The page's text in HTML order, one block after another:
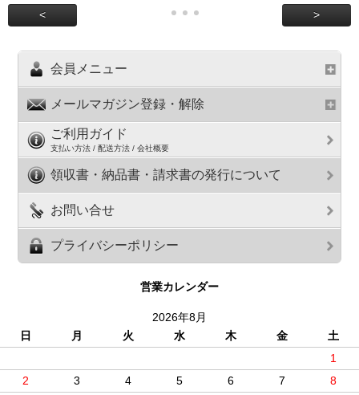
< >
会員メニュー
メールマガジン登録・解除
ご利用ガイド
支払い方法 / 配送方法 / 会社概要
領収書・納品書・請求書の発行について
お問い合せ
プライバシーポリシー
営業カレンダー
2026年8月
日
月 火 水 木 金
土
1
2
3 4 5 6 7
8